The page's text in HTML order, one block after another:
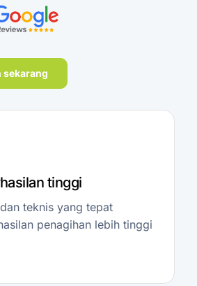
sekarang
tinggi
teknis yang tepat
penagihan lebih tinggi